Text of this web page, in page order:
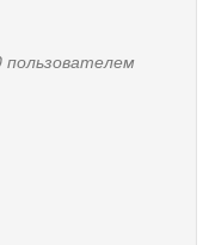
пользователем